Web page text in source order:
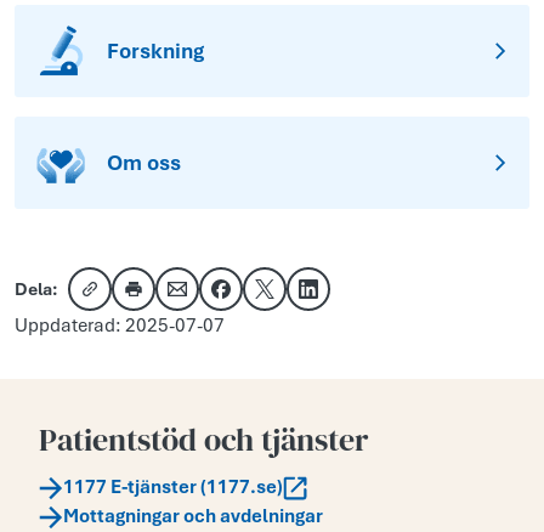
Forskning
Om oss
Dela:
Kopiera länk
Skriv utDela via e-post
Dela på Facebook
Dela på XDela på LinkedIn
Uppdaterad: 2025-07-07
Patientstöd och tjänster
1177 E-tjänster (1177.se)
Mottagningar och avdelningar